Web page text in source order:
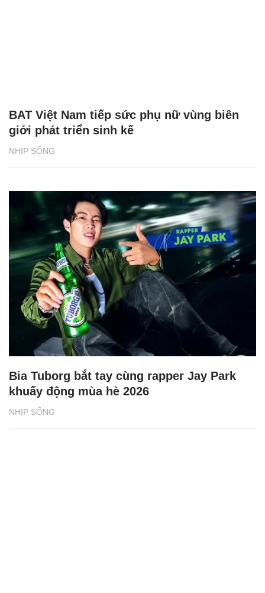
NHỊP SỐNG
BAT Việt Nam tiếp sức phụ nữ vùng biên
giới phát triển sinh kế
NHỊP SỐNG
Bia Tuborg bắt tay cùng rapper Jay Park
khuấy động mùa hè 2026